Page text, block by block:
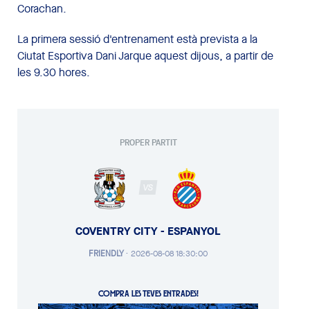
Corachan.
La primera sessió d'entrenament està prevista a la
Ciutat Esportiva Dani Jarque aquest dijous, a partir de
les 9.30 hores.
PROPER PARTIT
VS
COVENTRY CITY - ESPANYOL
FRIENDLY· 2026-08-08 18:30:00
COMPRA LES TEVES ENTRADES!